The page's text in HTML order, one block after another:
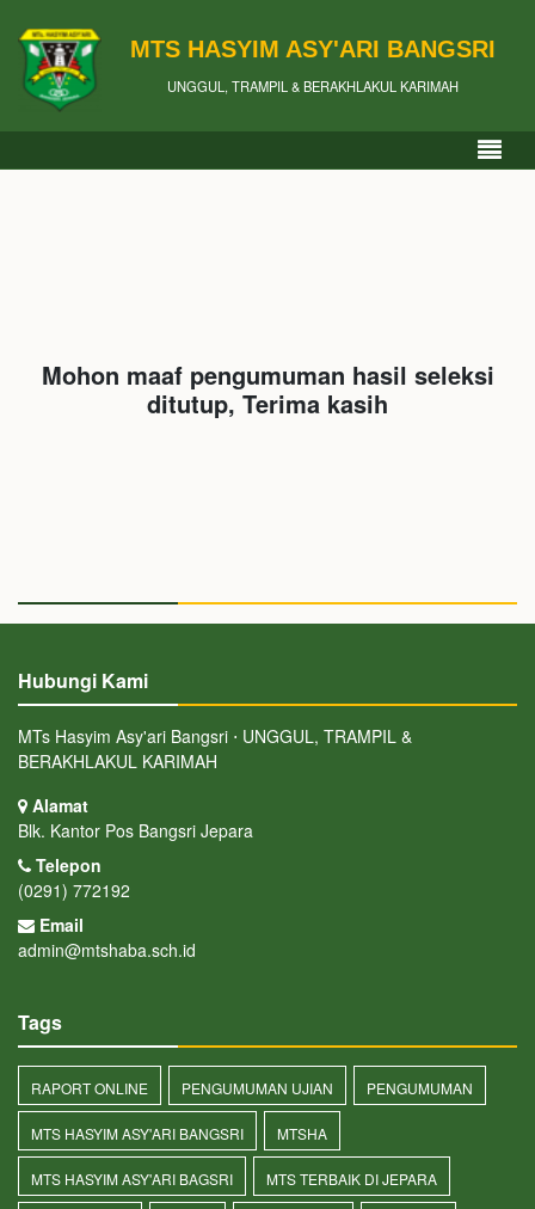
MTS HASYIM ASY'ARI BANGSRI
UNGGUL, TRAMPIL & BERAKHLAKUL KARIMAH
Mohon maaf pengumuman hasil seleksi
ditutup, Terima kasih
Hubungi Kami
MTs Hasyim Asy'ari Bangsri ⋅ UNGGUL, TRAMPIL &
BERAKHLAKUL KARIMAH
Alamat
Blk. Kantor Pos Bangsri Jepara
Telepon
(0291) 772192
Email
admin@mtshaba.sch.id
Tags
RAPORT ONLINE PENGUMUMAN UJIAN PENGUMUMAN
MTS HASYIM ASY'ARI BANGSRI MTSHA
MTS HASYIM ASY'ARI BAGSRI MTS TERBAIK DI JEPARA